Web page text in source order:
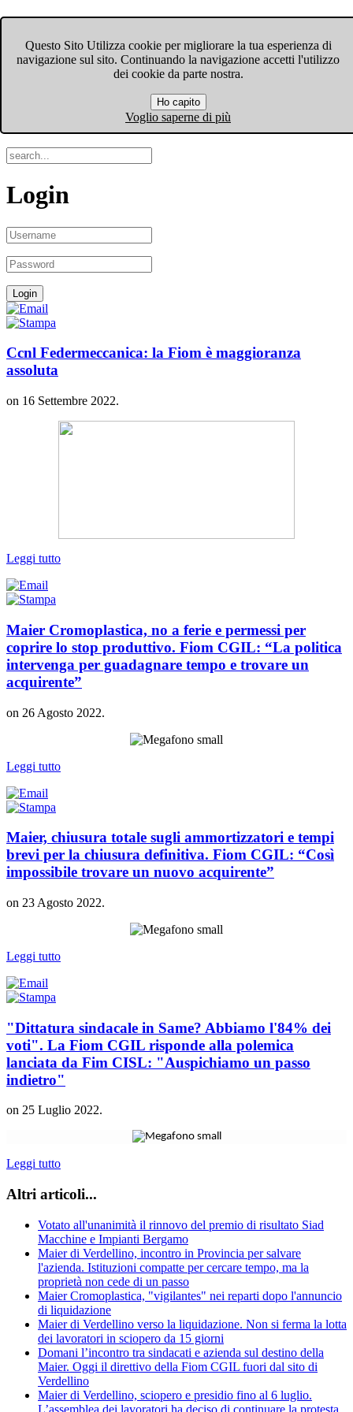
Questo Sito Utilizza cookie per migliorare la tua esperienza di
navigazione sul sito. Continuando la navigazione accetti l'utilizzo
dei cookie da parte nostra.
Ho capito
Voglio saperne di più
Menu
Login
Ccnl Federmeccanica: la Fiom è maggioranza
assoluta
on 16 Settembre 2022.
Leggi tutto
Maier Cromoplastica, no a ferie e permessi per
coprire lo stop produttivo. Fiom CGIL: “La politica
intervenga per guadagnare tempo e trovare un
acquirente”
on 26 Agosto 2022.
Leggi tutto
Maier, chiusura totale sugli ammortizzatori e tempi
brevi per la chiusura definitiva. Fiom CGIL: “Così
impossibile trovare un nuovo acquirente”
on 23 Agosto 2022.
Leggi tutto
"Dittatura sindacale in Same? Abbiamo l'84% dei
voti". La Fiom CGIL risponde alla polemica
lanciata da Fim CISL: "Auspichiamo un passo
indietro"
on 25 Luglio 2022.
Leggi tutto
Altri articoli...
Votato all'unanimità il rinnovo del premio di risultato Siad
Macchine e Impianti Bergamo
Maier di Verdellino, incontro in Provincia per salvare
l'azienda. Istituzioni compatte per cercare tempo, ma la
proprietà non cede di un passo
Maier Cromoplastica, "vigilantes" nei reparti dopo l'annuncio
di liquidazione
Maier di Verdellino verso la liquidazione. Non si ferma la lotta
dei lavoratori in sciopero da 15 giorni
Domani l’incontro tra sindacati e azienda sul destino della
Maier. Oggi il direttivo della Fiom CGIL fuori dal sito di
Verdellino
Maier di Verdellino, sciopero e presidio fino al 6 luglio.
L’assemblea dei lavoratori ha deciso di continuare la protesta